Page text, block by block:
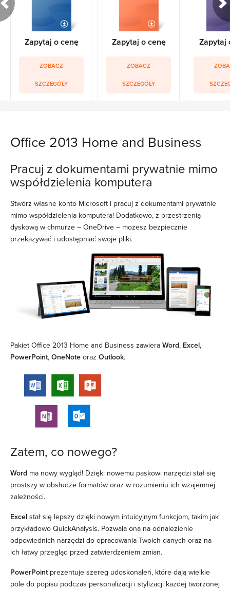
Zapytaj o cenę
ZOBACZ
SZCZEGÓŁY
Zapytaj o cenę
ZOBACZ
SZCZEGÓŁY
Zapytaj
Office 2013 Home and Business
Pracuj z dokumentami prywatnie mimo
współdzielenia komputera
Stwórz własne konto Microsoft i pracuj z dokumentami prywatnie
mimo współdzielenia komputera! Dodatkowo, z przestrzenią
dyskową w chmurze – OneDrive – możesz bezpiecznie
przekazywać i udostępniać swoje pliki.
Pakiet Office 2013 Home and Business zawiera Word, Excel,
PowerPoint, OneNote oraz Outlook.
Zatem, co nowego?
Word ma nowy wygląd! Dzięki nowemu paskowi narzędzi stał się
prostszy w obsłudze formatów oraz w rozumieniu ich wzajemnej
zależności.
Excel stał się lepszy dzięki nowym intuicyjnym funkcjom, takim jak
przykładowo QuickAnalysis. Pozwala ona na odnalezienie
odpowiednich narzędzi do opracowania Twoich danych oraz na
ich łatwy przegląd przed zatwierdzeniem zmian.
PowerPointprezentuje szereg udoskonaleń, które dają wielkie
pole do popisu podczas personalizacji i stylizacji każdej tworzonej